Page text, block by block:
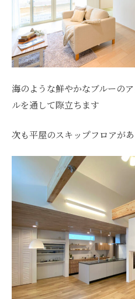
海のような鮮やかなブルーの
ルを通して際立ちます
次も平屋のスキップフロアがあ